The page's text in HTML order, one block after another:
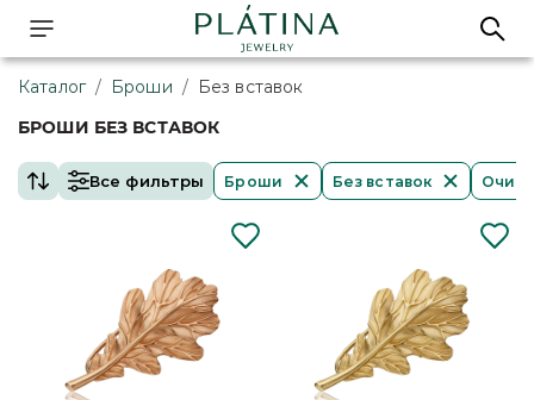
Каталог / Броши / Без вставок
БРОШИ БЕЗ ВСТАВОК
Все фильтры Броши Без вставок